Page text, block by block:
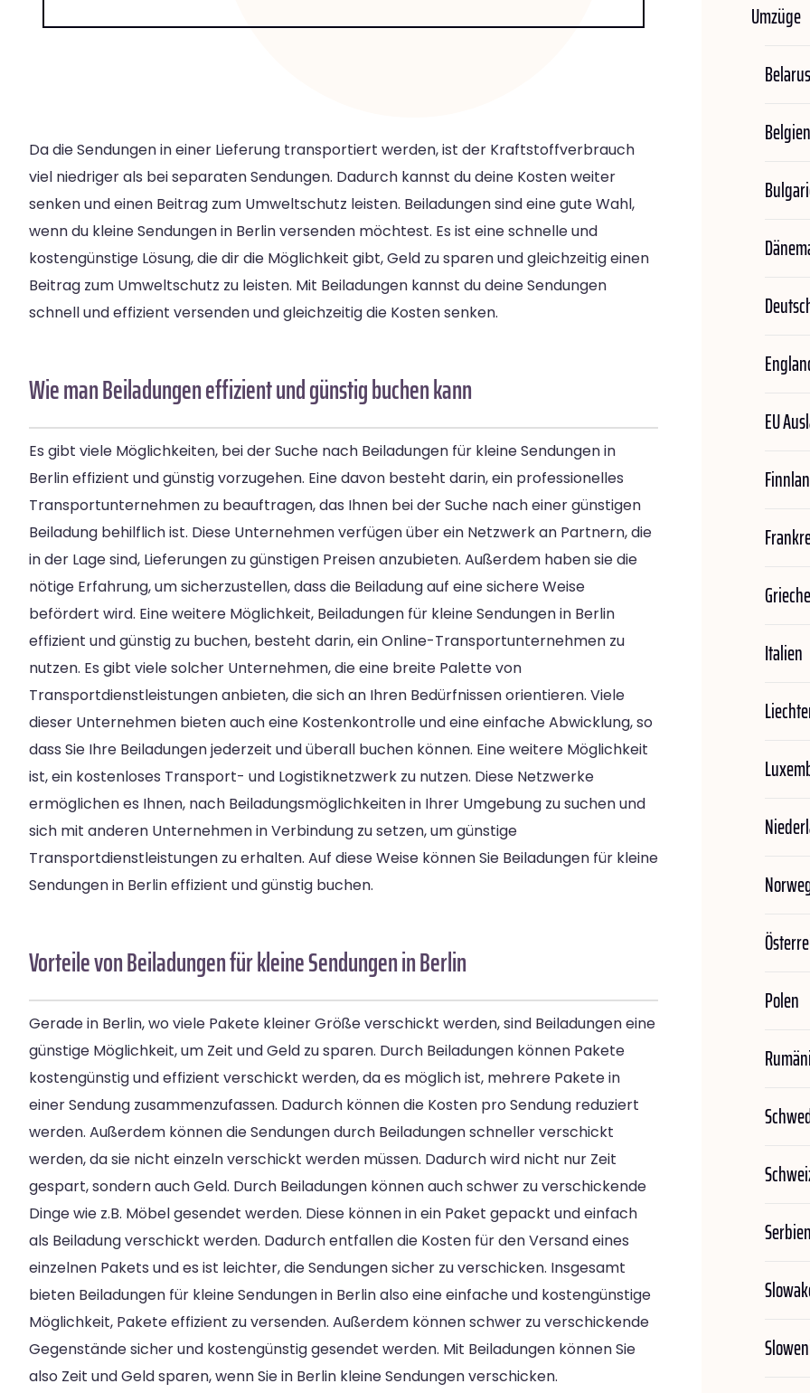
Da die Sendungen in einer Lieferung transportiert werden, ist der Kraftstoffverbrauch
viel niedriger als bei separaten Sendungen. Dadurch kannst du deine Kosten weiter
senken und einen Beitrag zum Umweltschutz leisten. Beiladungen sind eine gute Wahl,
wenn du kleine Sendungen in Berlin versenden möchtest. Es ist eine schnelle und
kostengünstige Lösung, die dir die Möglichkeit gibt, Geld zu sparen und gleichzeitig einen
Beitrag zum Umweltschutz zu leisten. Mit Beiladungen kannst du deine Sendungen
schnell und effizient versenden und gleichzeitig die Kosten senken.
Wie man Beiladungen effizient und günstig buchen kann
Es gibt viele Möglichkeiten, bei der Suche nach Beiladungen für kleine Sendungen in
Berlin effizient und günstig vorzugehen. Eine davon besteht darin, ein professionelles
Transportunternehmen zu beauftragen, das Ihnen bei der Suche nach einer günstigen
Beiladung behilflich ist. Diese Unternehmen verfügen über ein Netzwerk an Partnern, die
in der Lage sind, Lieferungen zu günstigen Preisen anzubieten. Außerdem haben sie die
nötige Erfahrung, um sicherzustellen, dass die Beiladung auf eine sichere Weise
befördert wird. Eine weitere Möglichkeit, Beiladungen für kleine Sendungen in Berlin
effizient und günstig zu buchen, besteht darin, ein Online-Transportunternehmen zu
nutzen. Es gibt viele solcher Unternehmen, die eine breite Palette von
Transportdienstleistungen anbieten, die sich an Ihren Bedürfnissen orientieren. Viele
dieser Unternehmen bieten auch eine Kostenkontrolle und eine einfache Abwicklung, so
dass Sie Ihre Beiladungen jederzeit und überall buchen können. Eine weitere Möglichkeit
ist, ein kostenloses Transport- und Logistiknetzwerk zu nutzen. Diese Netzwerke
ermöglichen es Ihnen, nach Beiladungsmöglichkeiten in Ihrer Umgebung zu suchen und
sich mit anderen Unternehmen in Verbindung zu setzen, um günstige
Transportdienstleistungen zu erhalten. Auf diese Weise können Sie Beiladungen für kleine
Sendungen in Berlin effizient und günstig buchen.
Vorteile von Beiladungen für kleine Sendungen in Berlin
Gerade in Berlin, wo viele Pakete kleiner Größe verschickt werden, sind Beiladungen eine
günstige Möglichkeit, um Zeit und Geld zu sparen. Durch Beiladungen können Pakete
kostengünstig und effizient verschickt werden, da es möglich ist, mehrere Pakete in
einer Sendung zusammenzufassen. Dadurch können die Kosten pro Sendung reduziert
werden. Außerdem können die Sendungen durch Beiladungen schneller verschickt
werden, da sie nicht einzeln verschickt werden müssen. Dadurch wird nicht nur Zeit
gespart, sondern auch Geld. Durch Beiladungen können auch schwer zu verschickende
Dinge wie z.B. Möbel gesendet werden. Diese können in ein Paket gepackt und einfach
als Beiladung verschickt werden. Dadurch entfallen die Kosten für den Versand eines
einzelnen Pakets und es ist leichter, die Sendungen sicher zu verschicken. Insgesamt
bieten Beiladungen für kleine Sendungen in Berlin also eine einfache und kostengünstige
Möglichkeit, Pakete effizient zu versenden. Außerdem können schwer zu verschickende
Gegenstände sicher und kostengünstig gesendet werden. Mit Beiladungen können Sie
also Zeit und Geld sparen, wenn Sie in Berlin kleine Sendungen verschicken.
Umzüge
Belarus
Belgien
EU
Italien
Polen
Serbien